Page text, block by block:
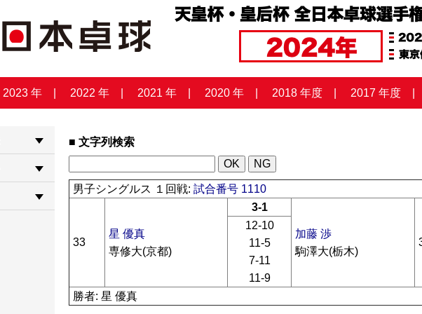
2023 年 2022 年 2021 年 2020 年 2018 年度 2017 年度
文字列検索
男子シングルス １回戦:試合番号 1110
33
星 優真
専修大(京都)
3-1
加藤 渉
駒澤大(栃木)
12-10
11-5
7-11
11-9
勝者: 星 優真